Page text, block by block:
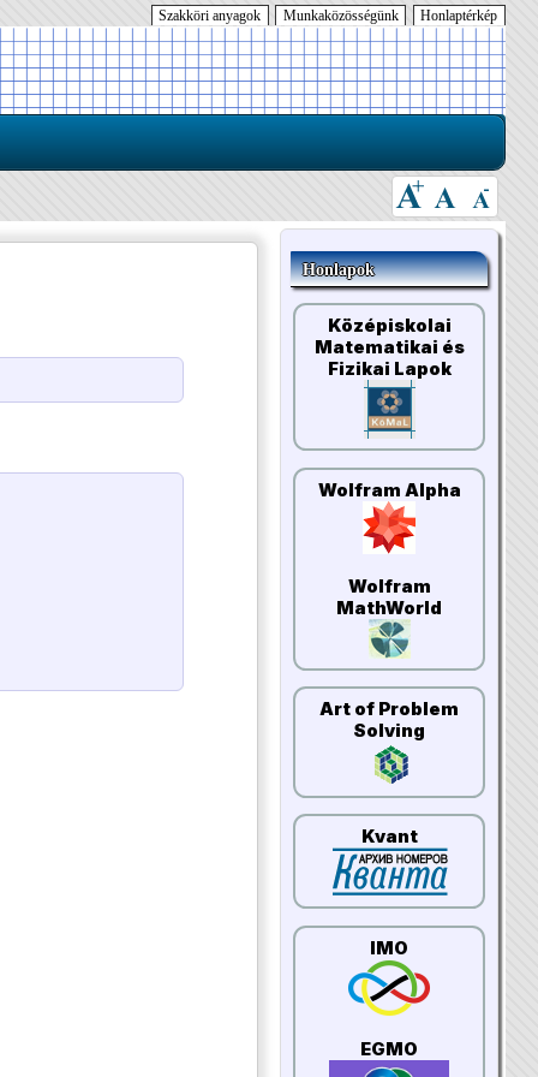
Honlaptérkép
Munkaközösségünk
Szakköri anyagok
Honlapok
Középiskolai
Matematikai és
Fizikai Lapok
Wolfram Alpha
Wolfram
MathWorld
Art of Problem
Solving
Kvant
IMO
EGMO